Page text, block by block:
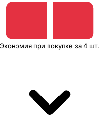
Экономия при покупке за 4 шт.